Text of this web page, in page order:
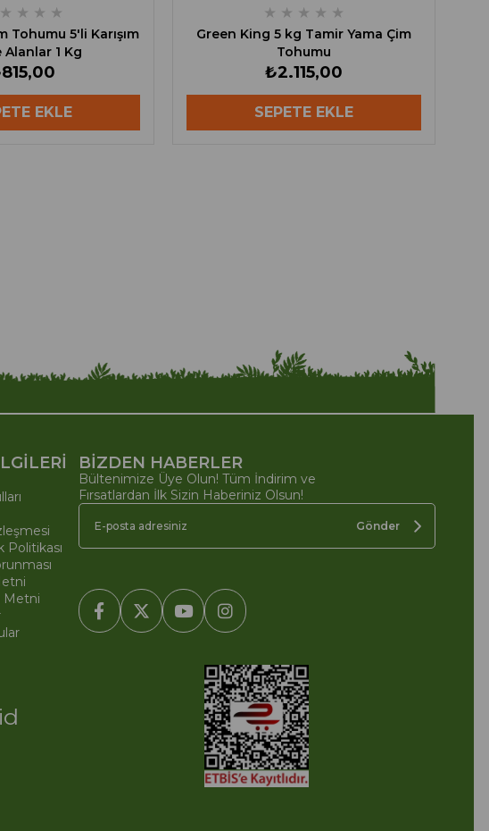
★ ★ ★ ★
Tohumu 5'li Karışım
Alanlar 1 Kg
EKLE
★ ★ ★ ★ ★
Green King 5 kg Tamir Yama Çim
Tohumu
₺2.115,00
SEPETE EKLE
Politikası
Metni
BİZDEN HABERLER
Bültenimize Üye Olun! Tüm İndirim ve
Fırsatlardan İlk Sizin Haberiniz Olsun!
Gönder